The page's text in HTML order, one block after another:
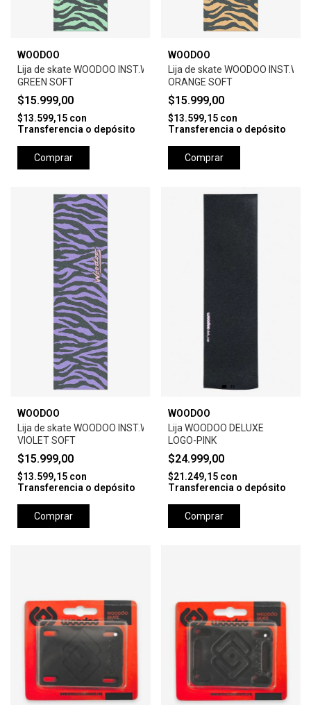
WOODOO
Lija de skate WOODOO INST.WARHOL ZEBRA-
GREEN SOFT
$15.999,00
$13.599,15 con
Transferencia o depósito
Comprar
WOODOO
Lija de skate WOODOO
ORANGE SOFT
$15.999,00
$13.599,15 con
Transferencia o depósito
Comprar
WOODOO
Lija de skate WOODOO INST.WARHOL ZEBRA-
VIOLET SOFT
$15.999,00
$13.599,15 con
Transferencia o depósito
Comprar
WOODOO
Lija WOODOO DELUXE
LOGO-PINK
$24.999,00
$21.249,15 con
Transferencia o depósito
Comprar